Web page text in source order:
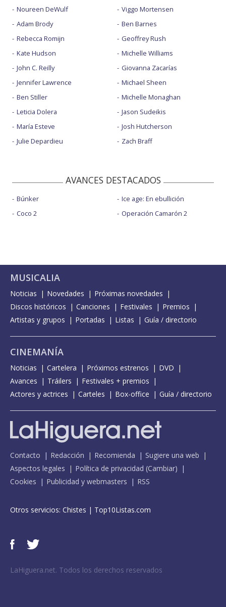
Noureen DeWulf
Adam Brody
Rebecca Romijn
Kate Hudson
John C. Reilly
Jennifer Lawrence
Ben Stiller
Leticia Dolera
María Esteve
Julie Depardieu
Viggo Mortensen
Ben Barnes
Geoffrey Rush
Michelle Williams
Giovanna Zacarías
Michael Sheen
Michelle Monaghan
Jason Sudeikis
Josh Hutcherson
Zach Braff
AVANCES DESTACADOS
Búnker
Coco 2
Ice age: En ebullición
Operación Camarón 2
MUSICALIA
Noticias Novedades
Próximas novedades
Discos históricos
Canciones Festivales
Premios
Artistas y grupos
Portadas Listas Guía / directorio
CINEMANÍA
Noticias Cartelera Próximos estrenos
DVD
Avances
Tráilers
Festivales + premios
Actores y actrices
Carteles Box-office Guía / directorio
Contacto Redacción Recomienda
Sugiere una web
Aspectos legales
Política de privacidad (Cambiar)
Cookies
Publicidad y webmasters RSS
Otros servicios: Chistes | Top10Listas.com
LaHiguera.net. Todos los derechos reservados